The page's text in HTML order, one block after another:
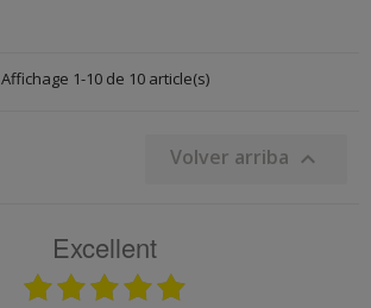
Affichage 1-10 de 10 article(s)
Volver arriba 
Excellent